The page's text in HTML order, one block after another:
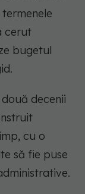
cerut
bugetul
decenii
cu o
să fie puse